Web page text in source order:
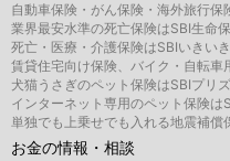
自動車保険・がん保険・海外旅行保
業界最安水準の死亡保険はSBI生命
死亡・医療・介護保険はSBIいきい
賃貸住宅向け保険、バイク・自転車
犬猫うさぎのペット保険はSBIプリ
インターネット専用のペット保険は
単独でも上乗せでも入れる地震補償
お金の情報・相談